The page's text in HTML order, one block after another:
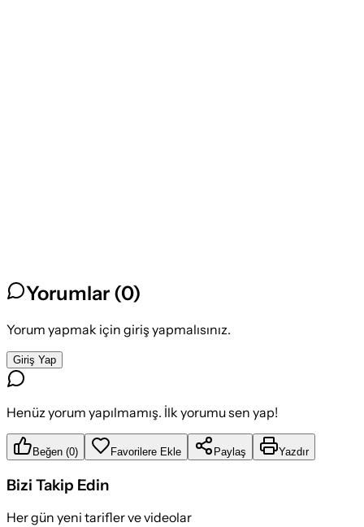
Yorumlar (0)
Yorum yapmak için giriş yapmalısınız.
Giriş Yap
Henüz yorum yapılmamış. İlk yorumu sen yap!
Beğen (0) Favorilere Ekle Paylaş Yazdır
Bizi Takip Edin
Her gün yeni tarifler ve videolar